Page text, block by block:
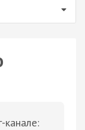
канале: